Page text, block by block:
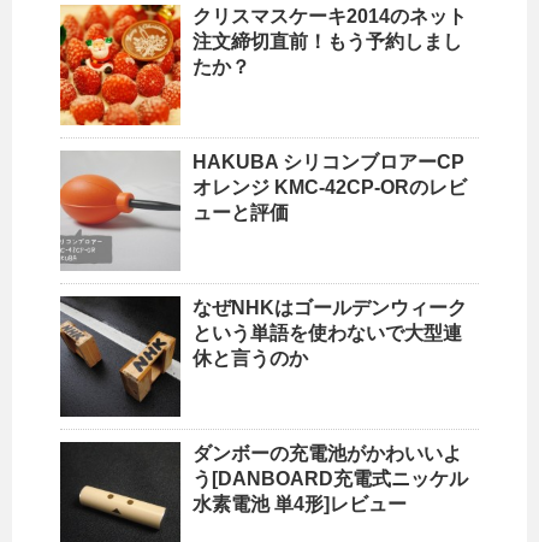
クリスマスケーキ2014のネット
注文締切直前！もう予約しまし
たか？
HAKUBA シリコンブロアーCP
オレンジ KMC-42CP-ORのレビ
ューと評価
なぜNHKはゴールデンウィーク
という単語を使わないで大型連
休と言うのか
ダンボーの充電池がかわいいよ
う[DANBOARD充電式ニッケル
水素電池 単4形]レビュー